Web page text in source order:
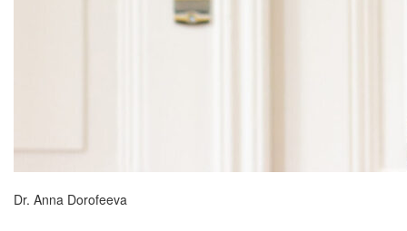
Dr. Anna Dorofeeva